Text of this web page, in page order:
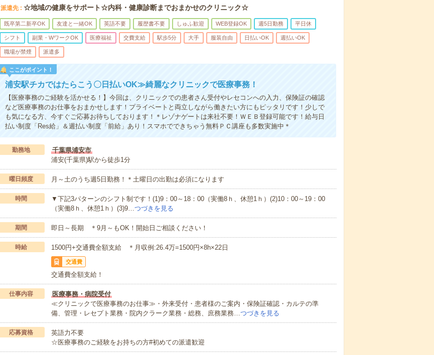
派遣先 ☆地域の健康をサポート☆内科・健康診断までおまかせのクリニック☆
既卒第二新卒OK 友達と一緒OK 英語不要 履歴書不要 しゅふ歓迎 WEB登録OK 週5日勤務 平日休
シフト 副業・WワークOK 医療福祉 交費支給 駅歩5分 大手 服装自由 日払いOK 週払いOK
職場が禁煙 派遣多
ここがポイント！
浦安駅チカではたらこう〇日払いOK≫綺麗なクリニックで医療事務！
【医療事務のご経験を活かせる！】今回は、クリニックでの患者さん受付やレセコンへの入力、保険証の確認
など医療事務のお仕事をおまかせします！プライベートと両立しながら働きたい方にもピッタリです！少しで
も気になる方、今すぐご応募お待ちしております！＊レゾナゲートは来社不要！ＷＥＢ登録可能です！給与日
払い制度「Res給」＆週払い制度「前給」あり！スマホでできちゃう無料ＰＣ講座も多数実施中＊
勤務地
千葉県浦安市
浦安(千葉県)駅から徒歩1分
曜日頻度 月～土のうち週5日勤務！＊土曜日の出勤は必須になります
時間
▼下記3パターンのシフト制です！(1)9：00～18：00（実働8ｈ、休憩1ｈ）(2)10：00～19：00
（実働8ｈ、休憩1ｈ）(3)9…つづきを見る
期間 即日～長期 ＊9月～もOK！開始日ご相談ください！
時給 1500円+交通費全額支給 ＊月収例:26.4万=1500円×8h×22日
交通費
交通費全額支給！
仕事内容
医療事務・病院受付
≪クリニックで医療事務のお仕事≫・外来受付・患者様のご案内・保険証確認・カルテの準
備、管理・レセプト業務・院内クラーク業務・総務、庶務業務…つづきを見る
応募資格
英語力不要
☆医療事務のご経験をお持ちの方#初めての派遣歓迎